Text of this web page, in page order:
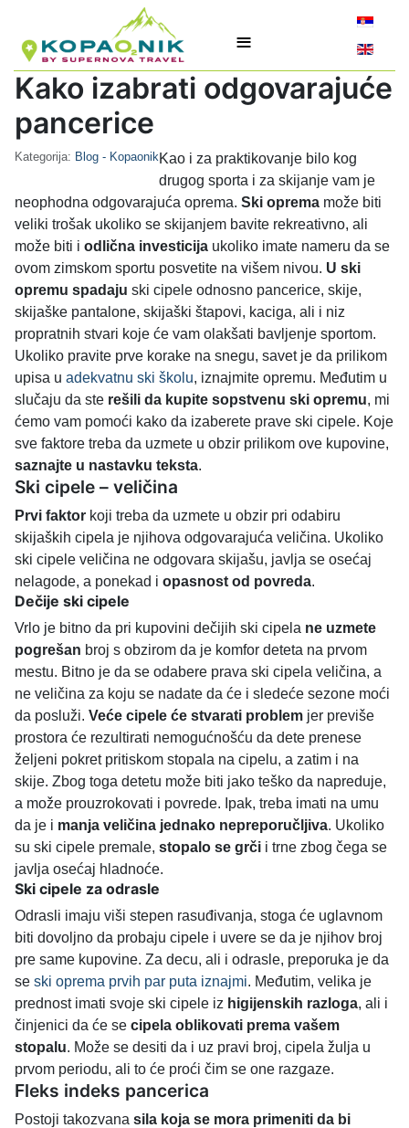
≡
Izaberite
Kako izabrati odgovarajuće
pancerice
Kategorija: Blog - Kopaonik Kao i za praktikovanje bilo kog
drugog sporta i za skijanje vam je
neophodna odgovarajuća oprema. Ski oprema može biti
veliki trošak ukoliko se skijanjem bavite rekreativno, ali
može biti i odlična investicija ukoliko imate nameru da se
ovom zimskom sportu posvetite na višem nivou. U ski
opremu spadaju ski cipele odnosno pancerice, skije,
skijaške pantalone, skijaški štapovi, kaciga, ali i niz
propratnih stvari koje će vam olakšati bavljenje sportom.
Ukoliko pravite prve korake na snegu, savet je da prilikom
upisa u adekvatnu ski školu, iznajmite opremu. Međutim u
slučaju da ste rešili da kupite sopstvenu ski opremu, mi
ćemo vam pomoći kako da izaberete prave ski cipele. Koje
sve faktore treba da uzmete u obzir prilikom ove kupovine,
saznajte u nastavku teksta.
Ski cipele – veličina
Prvi faktor koji treba da uzmete u obzir pri odabiru
skijaških cipela je njihova odgovarajuća veličina. Ukoliko
ski cipele veličina ne odgovara skijašu, javlja se osećaj
nelagode, a ponekad i opasnost od povreda.
Dečije ski cipele
Vrlo je bitno da pri kupovini dečijih ski cipela ne uzmete
pogrešan broj s obzirom da je komfor deteta na prvom
mestu. Bitno je da se odabere prava ski cipela veličina, a
ne veličina za koju se nadate da će i sledeće sezone moći
da posluži. Veće cipele će stvarati problem jer previše
prostora će rezultirati nemogućnošću da dete prenese
željeni pokret pritiskom stopala na cipelu, a zatim i na
skije. Zbog toga detetu može biti jako teško da napreduje,
a može prouzrokovati i povrede. Ipak, treba imati na umu
da je i manja veličina jednako nepreporučljiva. Ukoliko
su ski cipele premale, stopalo se grči i trne zbog čega se
javlja osećaj hladnoće.
Ski cipele za odrasle
Odrasli imaju viši stepen rasuđivanja, stoga će uglavnom
biti dovoljno da probaju cipele i uvere se da je njihov broj
pre same kupovine. Za decu, ali i odrasle, preporuka je da
se ski oprema prvih par puta iznajmi. Međutim, velika je
prednost imati svoje ski cipele iz higijenskih razloga, ali i
činjenici da će se cipela oblikovati prema vašem
stopalu. Može se desiti da i uz pravi broj, cipela žulja u
prvom periodu, ali to će proći čim se one razgaze.
Fleks indeks pancerica
Postoji takozvana sila koja se mora primeniti da bi